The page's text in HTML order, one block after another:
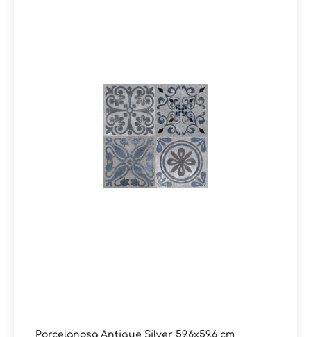
Porcelanosa Antique Silver 59,6x59,6 cm